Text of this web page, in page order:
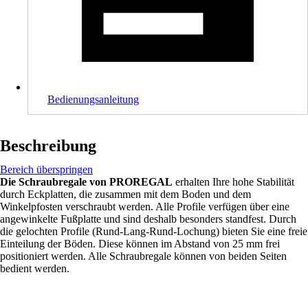
Bedienungsanleitung
Beschreibung
Bereich überspringen
Die Schraubregale von PROREGAL erhalten Ihre hohe Stabilität
durch Eckplatten, die zusammen mit dem Boden und dem
Winkelpfosten verschraubt werden. Alle Profile verfügen über eine
angewinkelte Fußplatte und sind deshalb besonders standfest. Durch
die gelochten Profile (Rund-Lang-Rund-Lochung) bieten Sie eine freie
Einteilung der Böden. Diese können im Abstand von 25 mm frei
positioniert werden. Alle Schraubregale können von beiden Seiten
bedient werden.